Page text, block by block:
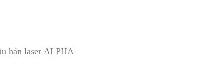
hàn laser ALPHA